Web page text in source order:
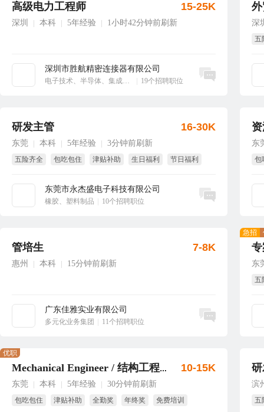
高级电力工程师
深圳 本科 5年经验 1小时42分钟前刷新
深圳市胜航精密连接器有限公司
电子技术、半导体、集成电路 19个招聘职位
15-25K
立即沟通
深
五
研发主管
东莞 本科 5年经验 3分钟前刷新
五险齐全 包吃包住 津贴补助 生日福利
节日福利
东莞市永杰盛电子科技有限公司
橡胶、塑料制品 10个招聘职位
16-30K
立即沟通
东
包
管培生
惠州 本科 15分钟前刷新
广东佳雅实业有限公司
多元化业务集团 11个招聘职位
7-8K
立即沟通
东
五
急招
Mechanical Engineer / 结构工程师
东莞 本科 5年经验 30分钟前刷新
包吃包住 津贴补助 全勤奖 年终奖
免费培训
优职
10-15K
滨
五